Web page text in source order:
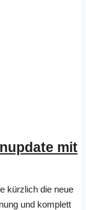
mit
kürzlich die neue
und komplett